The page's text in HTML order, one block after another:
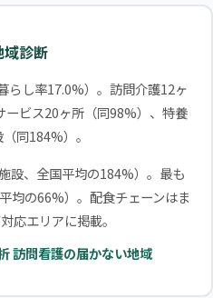
診断
らし率17.0%）。訪問介護12ヶ
ビス20ヶ所（同98%）、特養
同184%）。
施設、全国平均の184%）。最も
均の66%）。配食チェーンはま
応エリアに掲載。
訪問看護の届かない地域